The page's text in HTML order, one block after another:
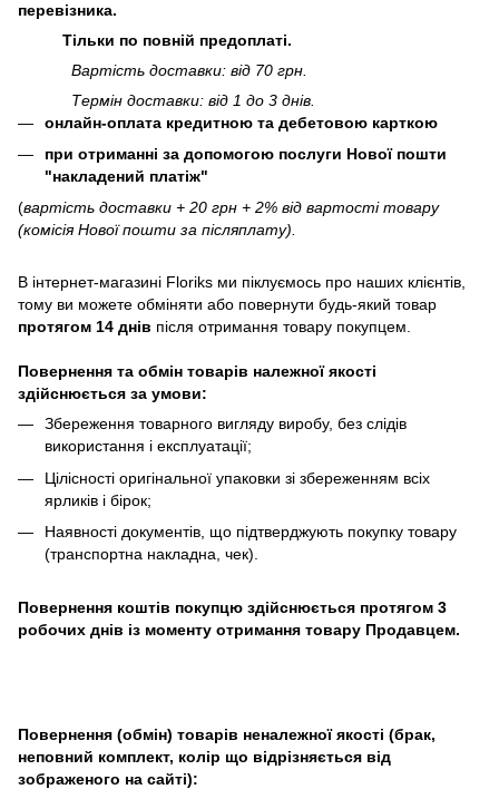
перевізника.
Тільки по повній предоплаті.
Вартість доставки: від 70 грн.
Термін доставки: від 1 до 3 днів.
онлайн-оплата кредитною та дебетовою карткою
при отриманні за допомогою послуги Нової пошти
"накладений платіж"
(вартість доставки + 20 грн + 2% від вартості товару
(комісія Нової пошти за післяплату).
В інтернет-магазині Floriks ми піклуємось про наших клієнтів,
тому ви можете обміняти або повернути будь-який товар
протягом 14 днів після отримання товару покупцем.
Повернення та обмін товарів належної якості
здійснюється за умови:
Збереження товарного вигляду виробу, без слідів
використання і експлуатації;
Цілісності оригінальної упаковки зі збереженням всіх
ярликів і бірок;
Наявності документів, що підтверджують покупку товару
(транспортна накладна, чек).
Повернення коштів покупцю здійснюється протягом 3
робочих днів із моменту отримання товару Продавцем.
Повернення (обмін) товарів неналежної якості (брак,
неповний комплект, колір що відрізняється від
зображеного на сайті):